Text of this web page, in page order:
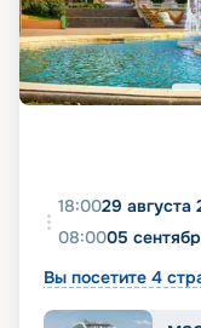
18:0029 августа
08:0005
Вы посетите 4